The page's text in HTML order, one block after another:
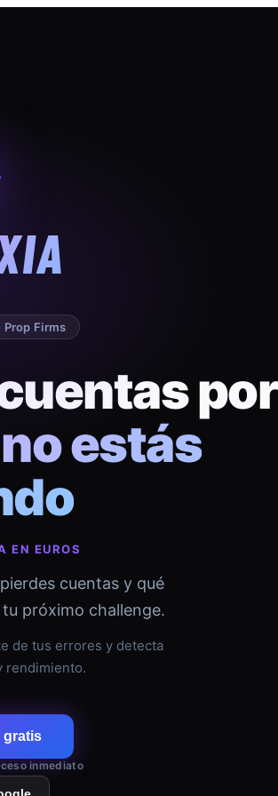
Firms
por
estás
EN EUROS
cuentas y qué
próximo challenge.
de tus errores y detecta
rendimiento.
gratis
inmediato